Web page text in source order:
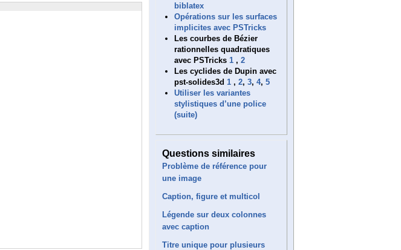
biblatex
Opérations sur les surfaces
implicites avec PSTricks
Les courbes de Bézier
rationnelles quadratiques
avec PSTricks 1 , 2
Les cyclides de Dupin avec
pst-solides3d 1 , 2, 3, 4, 5
Utiliser les variantes
stylistiques d’une police
(suite)
Questions similaires
Problème de référence pour
une image
Caption, figure et multicol
Légende sur deux colonnes
avec caption
Titre unique pour plusieurs